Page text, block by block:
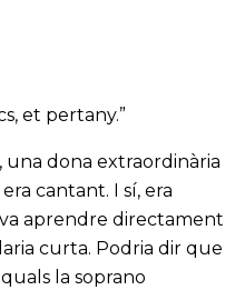
et pertany.”
una dona extraordinària
cantant. I sí, era
aprendre directament
curta. Podria dir que
la soprano